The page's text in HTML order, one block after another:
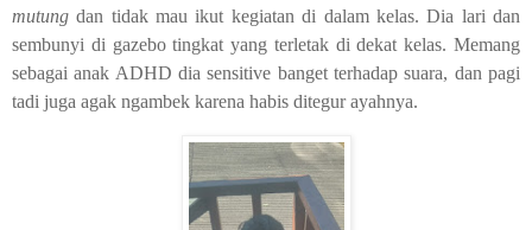
mutung dan tidak mau ikut kegiatan di dalam kelas. Dia lari dan
sembunyi di gazebo tingkat yang terletak di dekat kelas. Memang
sebagai anak ADHD dia sensitive banget terhadap suara, dan pagi
tadi juga agak ngambek karena habis ditegur ayahnya.